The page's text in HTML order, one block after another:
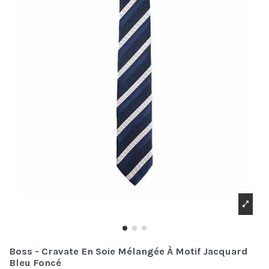
Boss - Cravate En Soie Mélangée À Motif Jacquard
Bleu Foncé